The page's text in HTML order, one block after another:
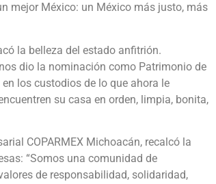
mejor México: un México más justo, más
la belleza del estado anfitrión.
dio la nominación como Patrimonio de
los custodios de lo que ahora le
su casa en orden, limpia, bonita,
COPARMEX Michoacán, recalcó la
“Somos una comunidad de
de responsabilidad, solidaridad,